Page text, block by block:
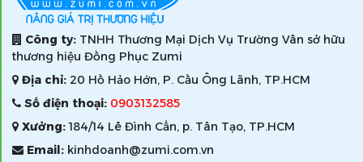
Công ty: TNHH Thương Mại Dịch Vụ Trường Vân sở hữu
thương hiệu Đồng Phục Zumi
Địa chỉ: 20 Hồ Hảo Hớn, P. Cầu Ông Lãnh, TP.HCM
Số điện thoại: 0903132585
Xưởng:184/14 Lê Đình Cẩn, p. Tân Tạo, TP.HCM
Email: kinhdoanh@zumi.com.vn